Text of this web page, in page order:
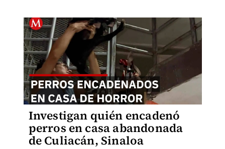
Investigan quién encadenó
perros en casa abandonada
de Culiacán, Sinaloa